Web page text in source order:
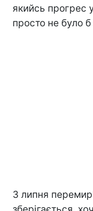
якийсь прогрес
просто не було
З липня